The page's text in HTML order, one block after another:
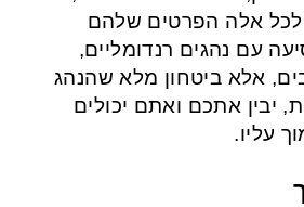
לכל אלה הפרטים שלהם
עם נהגים רנדומליים,
אלא ביטחון מלא שהנהג
יבין אתכם ואתם יכולים
עליו.